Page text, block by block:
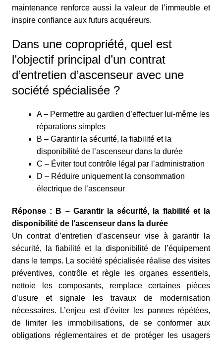
maintenance renforce aussi la valeur de l’immeuble et
inspire confiance aux futurs acquéreurs.
Dans une copropriété, quel est
l’objectif principal d’un contrat
d’entretien d’ascenseur avec une
société spécialisée ?
A – Permettre au gardien d’effectuer lui‑même les
réparations simples
B – Garantir la sécurité, la fiabilité et la
disponibilité de l’ascenseur dans la durée
C – Éviter tout contrôle légal par l’administration
D – Réduire uniquement la consommation
électrique de l’ascenseur
Réponse : B – Garantir la sécurité, la fiabilité et la
disponibilité de l’ascenseur dans la durée
Un contrat d’entretien d’ascenseur vise à garantir la
sécurité, la fiabilité et la disponibilité de l’équipement
dans le temps. La société spécialisée réalise des visites
préventives, contrôle et règle les organes essentiels,
nettoie les composants, remplace certaines pièces
d’usure et signale les travaux de modernisation
nécessaires. L’enjeu est d’éviter les pannes répétées,
de limiter les immobilisations, de se conformer aux
obligations réglementaires et de protéger les usagers